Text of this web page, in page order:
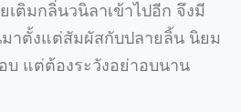
เติมกลิ่นวนิลาเข้าไปอีก จึงมี
าตั้งแต่สัมผัสกับปลายลิ้น นิยม
บ แต่ต้องระวังอย่าอบนาน